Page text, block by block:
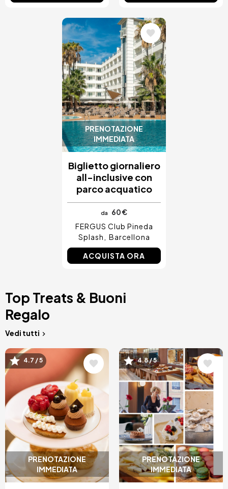
PRENOTAZIONE
IMMEDIATA
Immagine
Biglietto giornaliero
all-inclusive con
parco acquatico
da
60 €
FERGUS Club Pineda
Splash
Barcellona
ACQUISTA ORA
Top Treats & Buoni
Regalo
Vedi tutti
PRENOTAZIONE
IMMEDIATA
Immagine
4.7 / 5
PRENOTAZIONE
IMMEDIATA
Immagine
4.8 / 5